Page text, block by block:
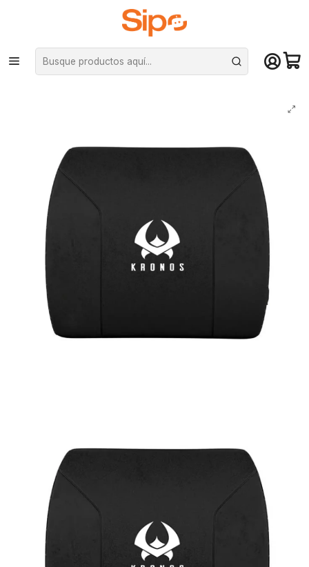
¡Compra hasta mediodía y recibe hoy! De lunes a sábado en el gran
Santiago. Envío gratis desde $29.990
Inicio Computación y Gamers Sillas y Escritorios Cojines
Cojín Lumbar Kronos Gamer Memory Foam Silla Asiento Automóvil